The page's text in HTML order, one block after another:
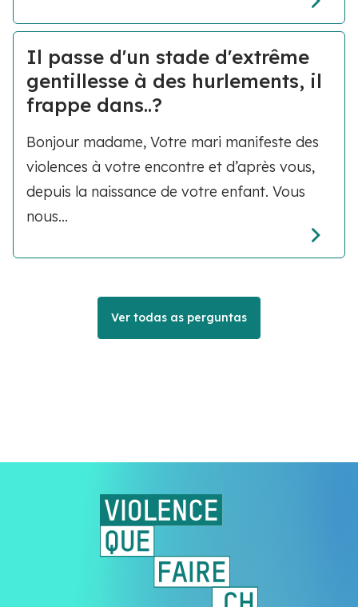
Il passe d'un stade d'extrême
gentillesse à des hurlements, il
frappe dans..?
Bonjour madame, Votre mari manifeste des
violences à votre encontre et d’après vous,
depuis la naissance de votre enfant. Vous
nous...
Ver todas as perguntas